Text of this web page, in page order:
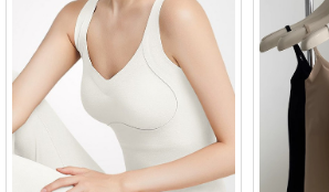
樣式尺寸篩選
全部樣式 黑 白 灰
奶白
米白 水藍 咖
淺藍
全部尺寸 S M L